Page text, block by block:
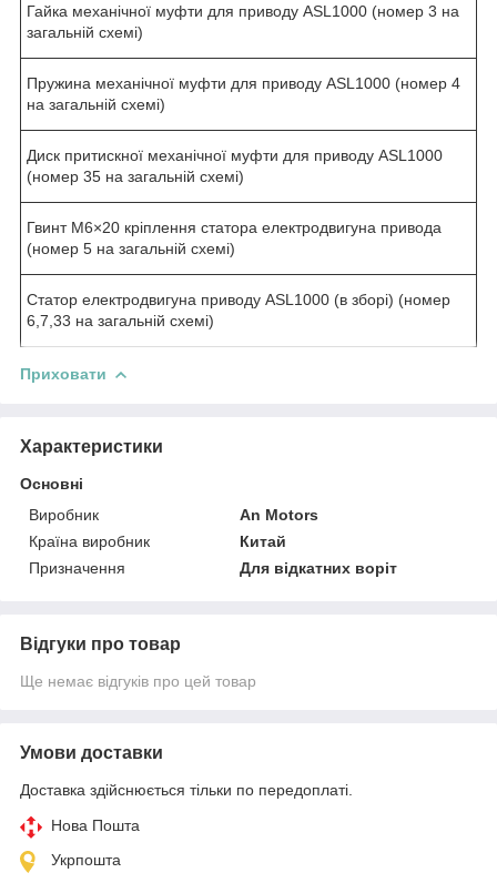
Гайка механічної муфти для приводу ASL1000 (номер 3 на
загальній схемі)
Пружина механічної муфти для приводу ASL1000 (номер 4
на загальній схемі)
Диск притискної механічної муфти для приводу ASL1000
(номер 35 на загальній схемі)
Гвинт М6×20 кріплення статора електродвигуна привода
(номер 5 на загальній схемі)
Статор електродвигуна приводу ASL1000 (в зборі) (номер
6,7,33 на загальній схемі)
Приховати
Характеристики
Основні
Виробник
An Motors
Країна виробник
Китай
Призначення
Для відкатних воріт
Відгуки про товар
Ще немає відгуків про цей товар
Умови доставки
Доставка здійснюється тільки по передоплаті.
Нова Пошта
Укрпошта